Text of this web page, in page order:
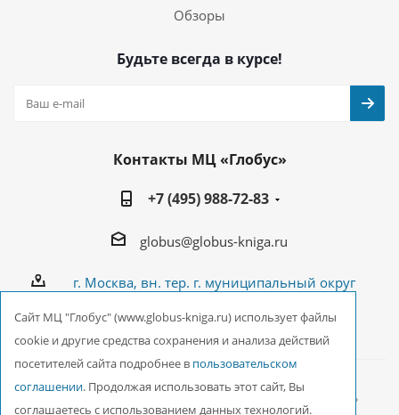
Обзоры
Будьте всегда в курсе!
Контакты МЦ «Глобус»
+7 (495) 988-72-83
globus@globus-kniga.ru
г. Москва, вн. тер. г. муниципальный округ
2026 © ООО Межрегиональный Центр «Глобус»
Cайт МЦ "Глобус" (www.globus-kniga.ru) использует файлы
cookie и другие средства сохранения и анализа действий
посетителей сайта подробнее в пользовательском
соглашении. Продолжая использовать этот сайт, Вы
соглашаетесь с использованием данных технологий.